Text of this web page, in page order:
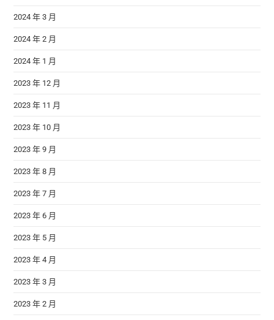
2024 年 3 月
2024 年 2 月
2024 年 1 月
2023 年 12 月
2023 年 11 月
2023 年 10 月
2023 年 9 月
2023 年 8 月
2023 年 7 月
2023 年 6 月
2023 年 5 月
2023 年 4 月
2023 年 3 月
2023 年 2 月